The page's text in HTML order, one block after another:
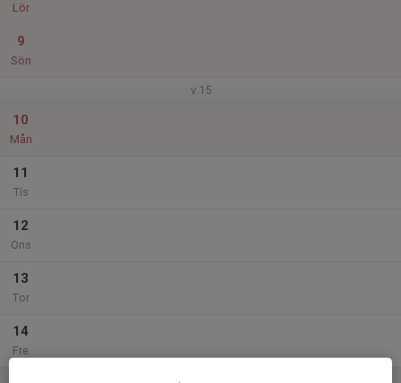
Lör
9
Sön
v.15
10
Mån
11
Tis
12
Ons
13
Tor
14
Fre